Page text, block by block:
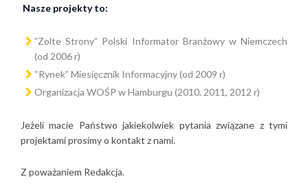
Nasze projekty to:
”Zolte Strony” Polski Informator Branżowy w Niemczech
(od 2006 r)
“Rynek” Miesięcznik Informacyjny (od 2009 r)
Organizacja WOŚP w Hamburgu (2010, 2011, 2012 r)
Jeżeli macie Państwo jakiekolwiek pytania związane z tymi
projektami prosimy o kontakt z nami.
Z poważaniem Redakcja.